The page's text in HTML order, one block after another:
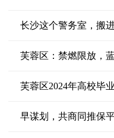
长沙这个警务室，搬
芙蓉区：禁燃限放，
芙蓉区2024年高校毕